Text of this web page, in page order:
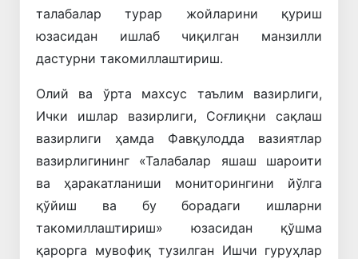
талабалар турар жойларини қуриш
юзасидан ишлаб чиқилган манзилли
дастурни такомиллаштириш.
Олий ва ўрта махсус таълим вазирлиги,
Ички ишлар вазирлиги, Соғлиқни сақлаш
вазирлиги ҳамда Фавқулодда вазиятлар
вазирлигининг «Талабалар яшаш шароити
ва ҳаракатланиши мониторингини йўлга
қўйиш ва бу борадаги ишларни
такомиллаштириш» юзасидан қўшма
қарорга мувофиқ тузилган Ишчи гуруҳлар